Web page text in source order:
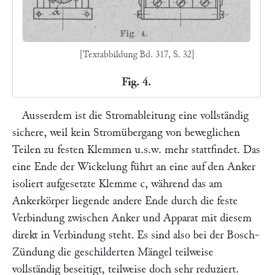
[Textabbildung Bd. 317, S. 32]
Fig. 4.
Ausserdem ist die Stromableitung eine vollständig
sichere, weil kein Stromübergang von beweglichen
Teilen zu festen Klemmen u.s.w. mehr stattfindet. Das
eine Ende der Wickelung führt an eine auf den Anker
isoliert aufgesetzte Klemme c, während das am
Ankerkörper liegende andere Ende durch die feste
Verbindung zwischen Anker und Apparat mit diesem
direkt in Verbindung steht. Es sind also bei der Bosch-
Zündung die geschilderten Mängel teilweise
vollständig beseitigt, teilweise doch sehr reduziert.